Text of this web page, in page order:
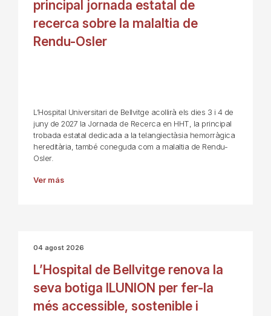
principal jornada estatal de
recerca sobre la malaltia de
Rendu-Osler
L’Hospital Universitari de Bellvitge acollirà els dies 3 i 4 de
juny de 2027 la Jornada de Recerca en HHT, la principal
trobada estatal dedicada a la telangiectàsia hemorràgica
hereditària, també coneguda com a malaltia de Rendu-
Osler.
Ver más
04 agost 2026
L’Hospital de Bellvitge renova la
seva botiga ILUNION per fer-la
més accessible, sostenible i